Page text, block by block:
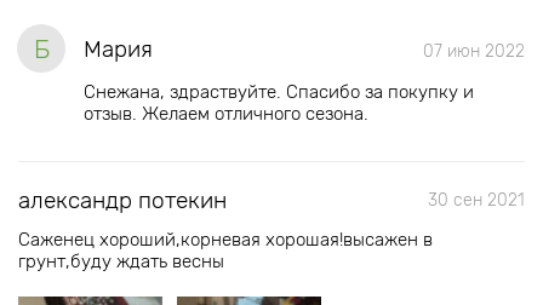
Б Мария 07 июн 2022
Снежана, здраствуйте. Спасибо за покупку и
отзыв. Желаем отличного сезона.
александр потекин 30 сен 2021
Саженец хороший,корневая хорошая!высажен в
грунт,буду ждать весны